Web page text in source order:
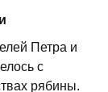
Петра и
с
рябины.